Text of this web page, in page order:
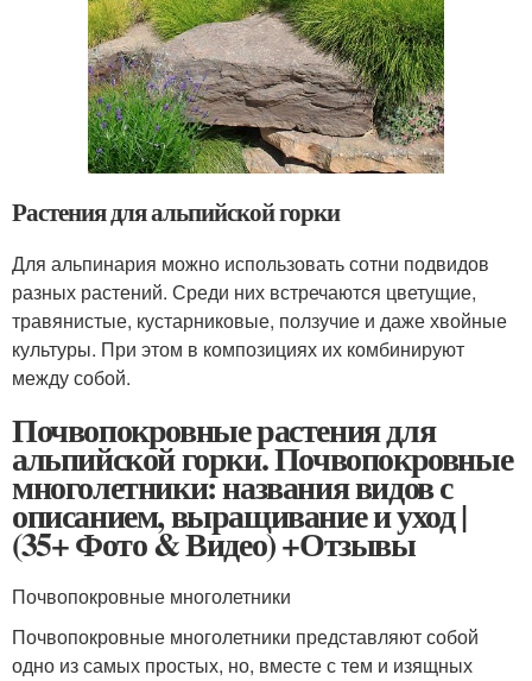
Растения для альпийской горки
Для альпинария можно использовать сотни подвидов
разных растений. Среди них встречаются цветущие,
травянистые, кустарниковые, ползучие и даже хвойные
культуры. При этом в композициях их комбинируют
между собой.
Почвопокровные растения для
альпийской горки. Почвопокровные
многолетники: названия видов с
описанием, выращивание и уход |
(35+ Фото & Видео) +Отзывы
Почвопокровные многолетники
Почвопокровные многолетники представляют собой
одно из самых простых, но, вместе с тем и изящных